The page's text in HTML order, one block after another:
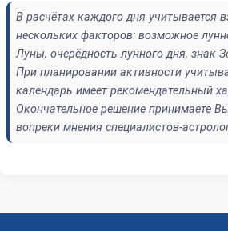
В расчётах каждого дня учитывается
нескольких факторов: возможное
Луны, очерёдность лунного дня, знак
При планировании активности
календарь имеет рекомендательный
Окончательное решение принимаете
вопреки мнения специалистов-